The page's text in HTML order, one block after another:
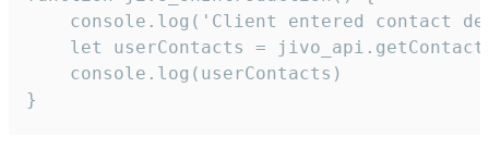
console.log('Client entered contact
let userContacts =
    console.log(userContacts)
}